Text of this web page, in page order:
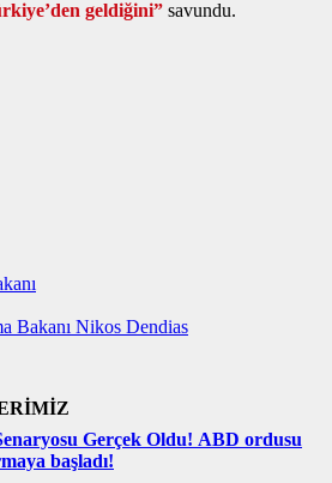
geldiğini” savundu.
Bakanı Nikos Dendias
Gerçek Oldu! ABD ordusu
başladı!